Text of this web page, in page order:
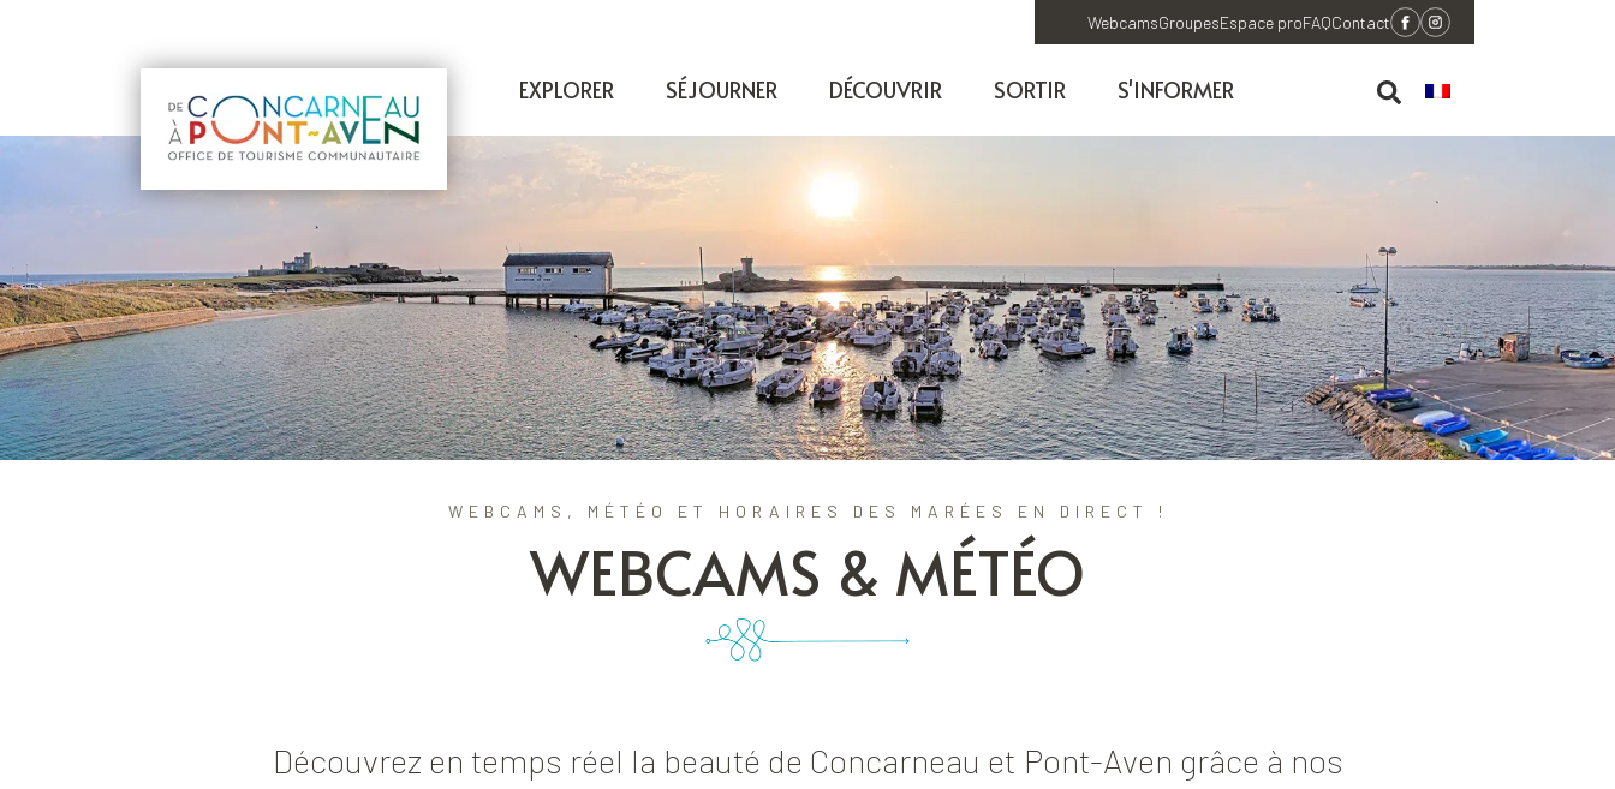
WebcamsGroupesEspace proFAQContact
EXPLORER SÉJOURNER DÉCOUVRIR SORTIR S'INFORMER
WEBCAMS, MÉTÉO ET HORAIRES DES MARÉES EN DIRECT !
WEBCAMS & MÉTÉO
Découvrez en temps réel la beauté de Concarneau et Pont-Aven grâce à nos